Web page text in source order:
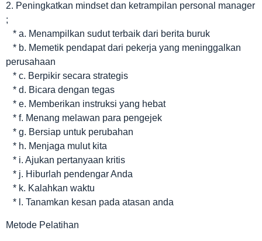
2. Peningkatkan mindset dan ketrampilan personal manager
;
* a. Menampilkan sudut terbaik dari berita buruk
* b. Memetik pendapat dari pekerja yang meninggalkan
perusahaan
* c. Berpikir secara strategis
* d. Bicara dengan tegas
* e. Memberikan instruksi yang hebat
* f. Menang melawan para pengejek
* g. Bersiap untuk perubahan
* h. Menjaga mulut kita
* i. Ajukan pertanyaan kritis
* j. Hiburlah pendengar Anda
* k. Kalahkan waktu
* l. Tanamkan kesan pada atasan anda
Metode Pelatihan